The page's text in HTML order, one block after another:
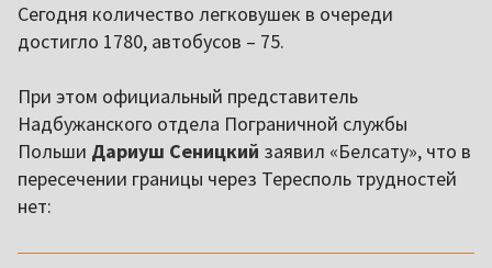
Сегодня количество легковушек в очереди
достигло 1780, автобусов – 75.
При этом официальный представитель
Надбужанского отдела Пограничной службы
Польши Дариуш Сеницкий заявил «Белсату», что в
пересечении границы через Тересполь трудностей
нет: